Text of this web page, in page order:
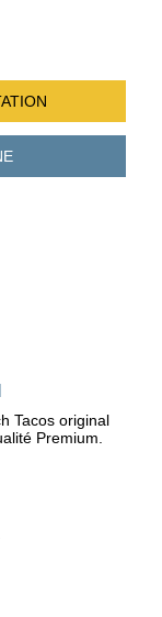
Tacos original
Premium.